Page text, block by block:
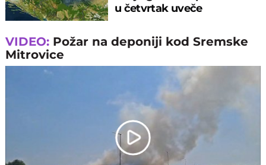
u četvrtak uveče
VIDEO: Požar na deponiji kod Sremske
Mitrovice
Play